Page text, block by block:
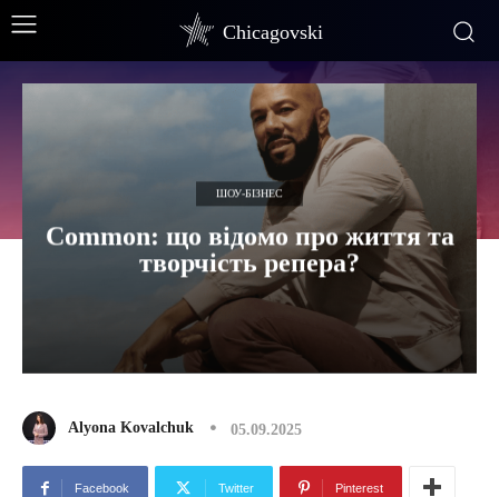
Chicagovski
ШОУ-БІЗНЕС
Common: що відомо про життя та
творчість репера?
Alyona Kovalchuk 05.09.2025
Facebook Twitter Pinterest